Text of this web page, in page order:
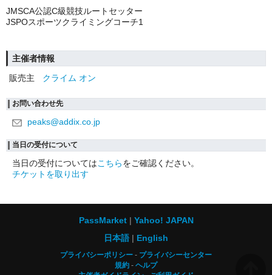
JMSCA公認C級競技ルートセッター
JSPOスポーツクライミングコーチ1
主催者情報
販売主
クライム オン
お問い合わせ先
peaks@addix.co.jp
当日の受付について
当日の受付についてはこちらをご確認ください。
チケットを取り出す
PassMarket
Yahoo! JAPAN
日本語
English
プライバシーポリシー
プライバシーセンター
規約
ヘルプ